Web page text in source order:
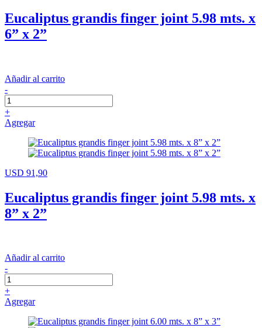
Eucaliptus grandis finger joint 5.98 mts. x
6” x 2”
Añadir al carrito
-
+
Agregar
USD 91,90
Eucaliptus grandis finger joint 5.98 mts. x
8” x 2”
Añadir al carrito
-
+
Agregar